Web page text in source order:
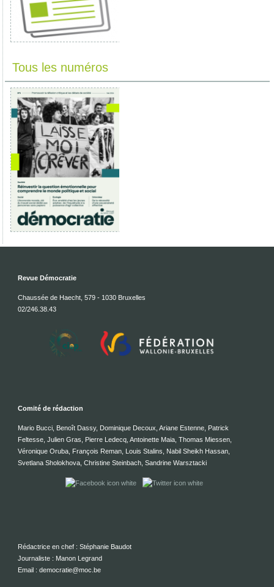
Tous les numéros
Revue Démocratie
Chaussée de Haecht, 579 - 1030 Bruxelles
02/246.38.43
Comité de rédaction
Mario Bucci, Benoît Dassy, Dominique Decoux, Ariane Estenne, Patrick
Feltesse, Julien Gras, Pierre Ledecq, Antoinette Maia, Thomas Miessen,
Véronique Oruba, François Reman, Louis Stalins, Nabil Sheikh Hassan,
Svetlana Sholokhova, Christine Steinbach, Sandrine Warsztacki
Rédactrice en chef : Stéphanie Baudot
Journaliste : Manon Legrand
Email : democratie@moc.be